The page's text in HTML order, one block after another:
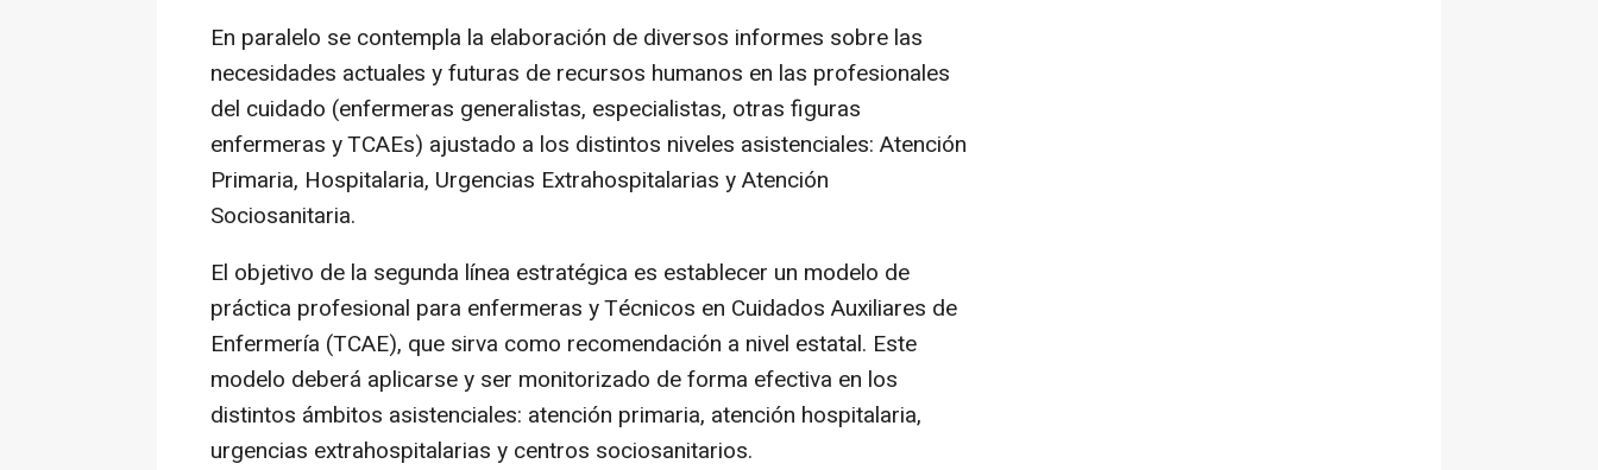
En paralelo se contempla la elaboración de diversos informes sobre las
necesidades actuales y futuras de recursos humanos en las profesionales
del cuidado (enfermeras generalistas, especialistas, otras figuras
enfermeras y TCAEs) ajustado a los distintos niveles asistenciales: Atención
Primaria, Hospitalaria, Urgencias Extrahospitalarias y Atención
Sociosanitaria.
El objetivo de la segunda línea estratégica es establecer un modelo de
práctica profesional para enfermeras y Técnicos en Cuidados Auxiliares de
Enfermería (TCAE), que sirva como recomendación a nivel estatal. Este
modelo deberá aplicarse y ser monitorizado de forma efectiva en los
distintos ámbitos asistenciales: atención primaria, atención hospitalaria,
urgencias extrahospitalarias y centros sociosanitarios.